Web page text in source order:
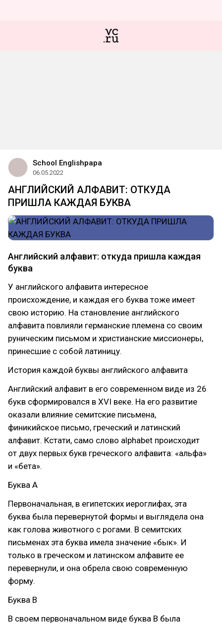
School Englishpapa
06.05.2022
АНГЛИЙСКИЙ АЛФАВИТ: ОТКУДА
ПРИШЛА КАЖДАЯ БУКВА
Английский алфавит: откуда пришла каждая
буква
У английского алфавита интересное
происхождение, и каждая его буква тоже имеет
свою историю. На становление английского
алфавита повлияли германские племена со своим
руническим письмом и христианские миссионеры,
принесшие с собой латиницу.
История каждой буквы английского алфавита
Английский алфавит в его современном виде из 26
букв сформировался в XVI веке. На его развитие
оказали влияние семитские письмена,
финикийское письмо, греческий и латинский
алфавит. Кстати, само слово alphabet происходит
от двух первых букв греческого алфавита: «альфа»
и «бета».
Буква A
Первоначальная, в египетских иероглифах, эта
буква была перевернутой формы и выглядела она
как голова животного с рогами. В семитских
письменах эта буква имела значение «бык». И
только в греческом и латинском алфавите ее
перевернули, и она обрела свою современную
форму.
Буква B
В своем первоначальном виде буква B была